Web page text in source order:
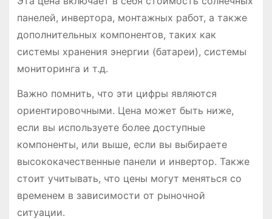
панелей, инвертора, монтажных работ, а также
дополнительных компонентов, таких как
системы хранения энергии (батареи), системы
мониторинга и т.д.
Важно помнить, что эти цифры являются
ориентировочными. Цена может быть ниже,
если вы используете более доступные
компоненты, или выше, если вы выбираете
высококачественные панели и инвертор. Также
стоит учитывать, что цены могут меняться со
временем в зависимости от рыночной
ситуации.